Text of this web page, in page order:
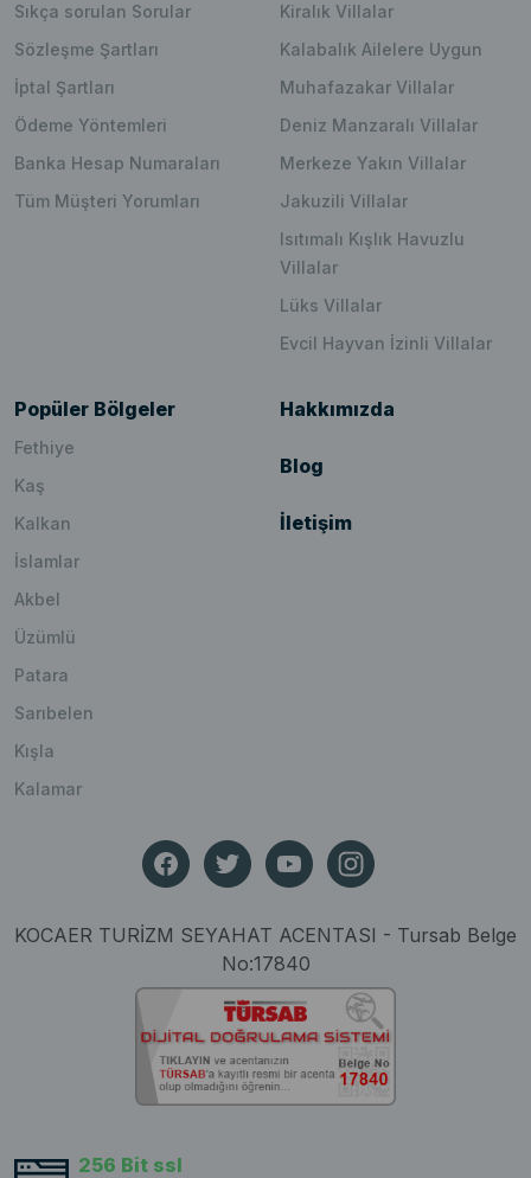
Sıkça sorulan Sorular
Sözleşme Şartları
İptal Şartları
Ödeme Yöntemleri
Banka Hesap Numaraları
Tüm Müşteri Yorumları
Kiralık Villalar
Kalabalık Ailelere Uygun
Muhafazakar Villalar
Deniz Manzaralı Villalar
Merkeze Yakın Villalar
Jakuzili Villalar
Isıtımalı Kışlık Havuzlu
Villalar
Lüks Villalar
Evcil Hayvan İzinli Villalar
Popüler Bölgeler
Fethiye
Kaş
Kalkan
İslamlar
Akbel
Üzümlü
Patara
Sarıbelen
Kışla
Kalamar
Hakkımızda
Blog
İletişim
KOCAER TURİZM SEYAHAT ACENTASI - Tursab Belge
No:17840
256 Bit ssl